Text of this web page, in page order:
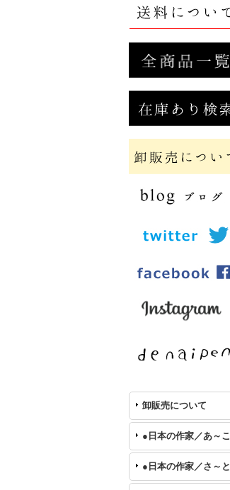
卸販売について
●日本の作家／あ～こ
●日本の作家／さ～と